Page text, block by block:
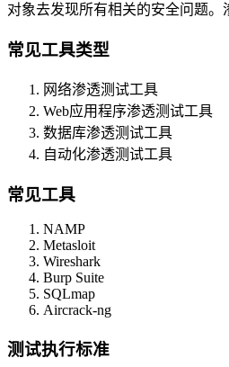
对象去发现所有相关的安全问题
常见工具类型
网络渗透测试工具
Web应用程序渗透测试工具
数据库渗透测试工具
自动化渗透测试工具
常见工具
NAMP
Metasloit
Wireshark
Burp Suite
SQLmap
Aircrack-ng
测试执行标准